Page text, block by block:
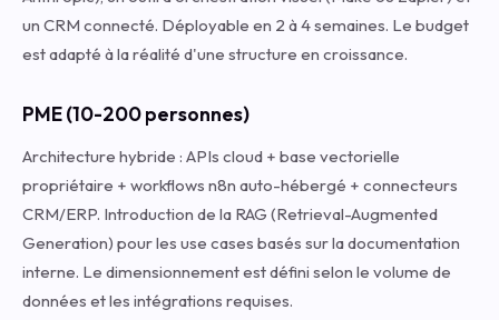
un CRM connecté. Déployable en 2 à 4 semaines. Le budget
est adapté à la réalité d'une structure en croissance.
PME (10-200 personnes)
Architecture hybride : APIs cloud + base vectorielle
propriétaire + workflows n8n auto-hébergé + connecteurs
CRM/ERP. Introduction de la RAG (Retrieval-Augmented
Generation) pour les use cases basés sur la documentation
interne. Le dimensionnement est défini selon le volume de
données et les intégrations requises.